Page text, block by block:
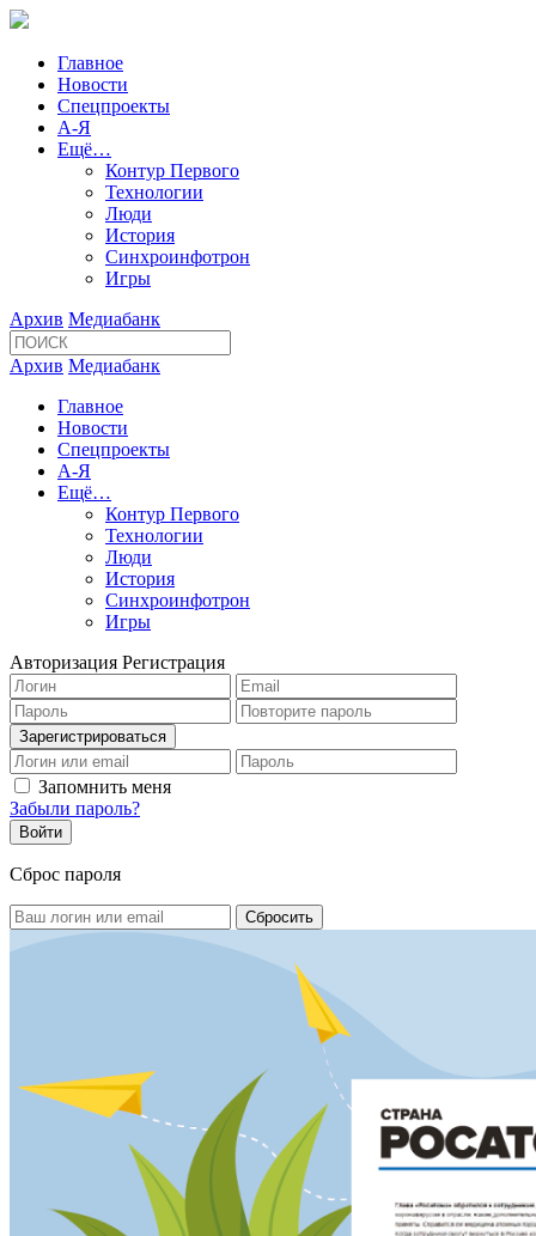
Главное
Новости
Спецпроекты
А-Я
Ещё…
Контур Первого
Технологии
Люди
История
Синхроинфотрон
Игры
Архив Медиабанк
Архив Медиабанк
Главное
Новости
Спецпроекты
А-Я
Ещё…
Контур Первого
Технологии
Люди
История
Синхроинфотрон
Игры
Авторизация Регистрация
Запомнить меня
Забыли пароль?
Сброс пароля